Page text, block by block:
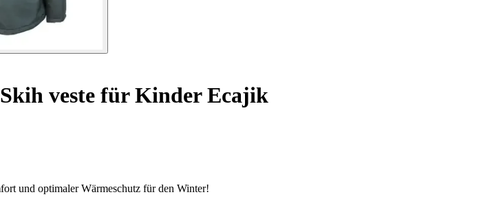
veste für Kinder Ecajik
und optimaler Wärmeschutz für den Winter!